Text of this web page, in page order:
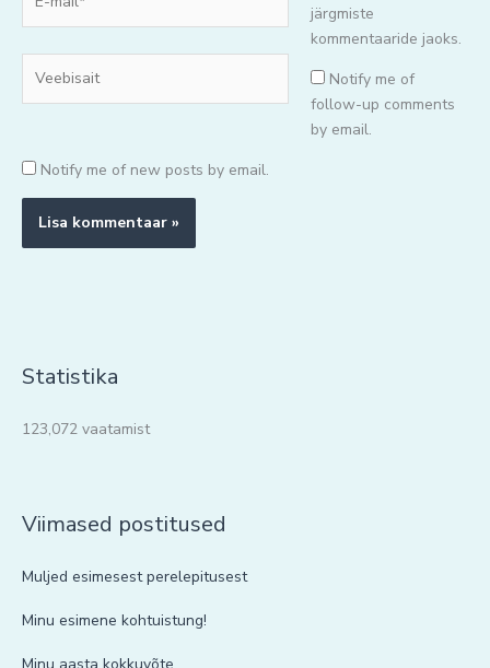
mail*
järgmiste
kommentaaride jaoks.
Notify me of
follow-up comments
by email.
Notify me of new posts by email.
Statistika
123,072 vaatamist
Viimased postitused
Muljed esimesest perelepitusest
Minu esimene kohtuistung!